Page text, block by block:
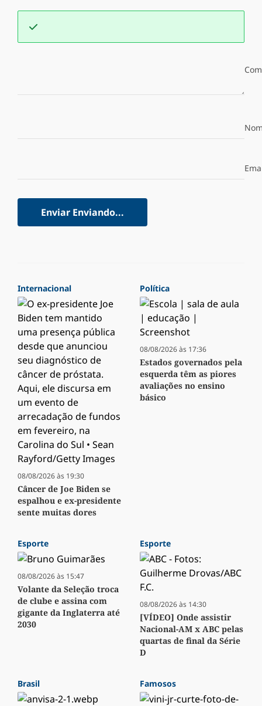
Enviar Enviando...
Internacional
08/08/2026 às 19:30
Câncer de Joe Biden se
espalhou e ex-presidente
sente muitas dores
Política
08/08/2026 às 17:36
Estados governados pela
esquerda têm as piores
avaliações no ensino
básico
Esporte
08/08/2026 às 15:47
Volante da Seleção troca
de clube e assina com
gigante da Inglaterra até
2030
Esporte
08/08/2026 às 14:30
[VÍDEO] Onde assistir
Nacional-AM x ABC pelas
quartas de final da Série
D
Brasil Famosos